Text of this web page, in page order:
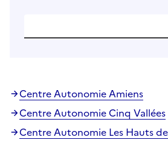
Centre Autonomie Amiens
Centre Autonomie Cinq Vallées
Centre Autonomie Les Hauts